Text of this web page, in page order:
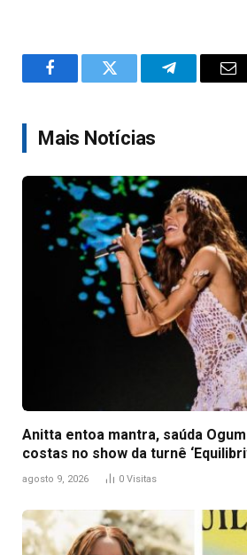
FacebookTwitter Telegram
Mais Notícias
Anitta entoa mantra, saúda
costas no show da turnê
agosto 9, 2026 0 Visitas